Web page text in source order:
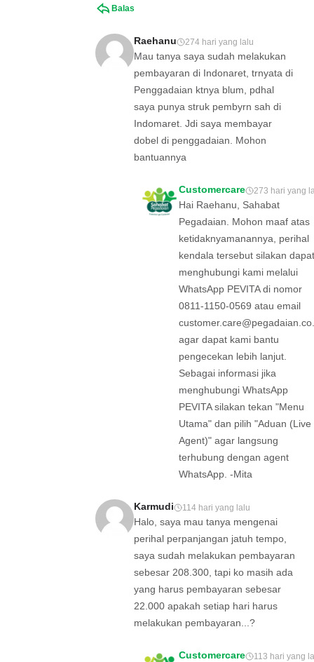
Balas
Raehanu 274 hari yang lalu
Mau tanya saya sudah melakukan
pembayaran di Indonaret, trnyata di
Penggadaian ktnya blum, pdhal
saya punya struk pembyrn sah di
Indomaret. Jdi saya membayar
dobel di penggadaian. Mohon
bantuannya
Customercare 273 hari yang
Hai Raehanu, Sahabat
Pegadaian. Mohon maaf atas
ketidaknyamanannya, perihal
kendala tersebut silakan dapat
menghubungi kami melalui
WhatsApp PEVITA di nomor
0811-1150-0569 atau email
agar dapat kami bantu
pengecekan lebih lanjut.
Sebagai informasi jika
menghubungi WhatsApp
PEVITA silakan tekan "Menu
Utama" dan pilih "Aduan (Live
Agent)" agar langsung
terhubung dengan agent
WhatsApp. -Mita
Karmudi 114 hari yang lalu
Halo, saya mau tanya mengenai
perihal perpanjangan jatuh tempo,
saya sudah melakukan pembayaran
sebesar 208.300, tapi ko masih ada
yang harus pembayaran sebesar
22.000 apakah setiap hari harus
melakukan pembayaran...?
Customercare 113 hari yang